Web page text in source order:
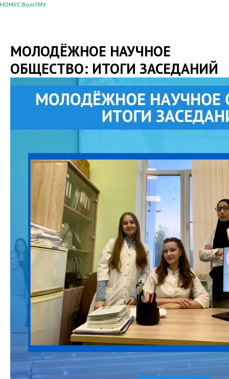
НОМУС ВолгГМУ
МОЛОДЁЖНОЕ НАУЧНОЕ
ОБЩЕСТВО: ИТОГИ ЗАСЕДАНИЙ